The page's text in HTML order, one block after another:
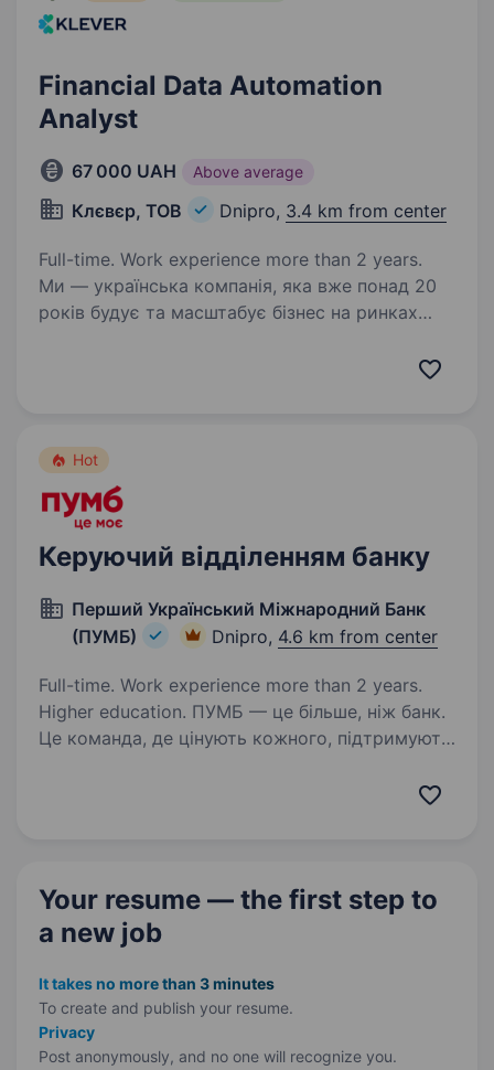
Financial Data Automation
Analyst
67 000 UAH Above average
Клєвєр, ТОВ Dnipro, 3.4 km from center
Full-time. Work experience more than 2 years.
Ми — українська компанія, яка вже понад 20
років будує та масштабує бізнес на ринках
Hot
Керуючий відділенням банку
Перший Український Міжнародний Банк
(ПУМБ)
Dnipro, 4.6 km from center
Full-time. Work experience more than 2 years.
Higher education. ПУМБ — це більше, ніж банк.
Це команда, де цінують кожного, підтримують
професійного та особистого зростання. У нас
Your resume — the first step to
a new job
It takes no more than 3 minutes
To create and publish your resume.
Privacy
Post anonymously, and no one will recognize you.